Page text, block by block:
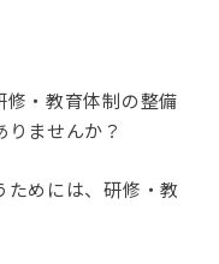
・教育体制の整備
ませんか？
ためには、研修・教